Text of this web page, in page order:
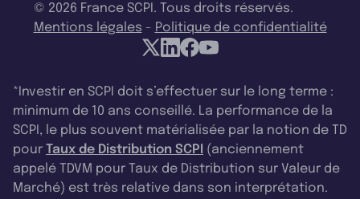
© 2026 France SCPI. Tous droits réservés.
Mentions légales - Politique de confidentialité
*Investir en SCPI doit s’effectuer sur le long terme :
minimum de 10 ans conseillé. La performance de la
SCPI, le plus souvent matérialisée par la notion de TD
pour Taux de Distribution SCPI (anciennement
appelé TDVM pour Taux de Distribution sur Valeur de
Marché) est très relative dans son interprétation.